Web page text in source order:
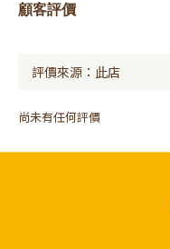
顧客評價
尚未有任何評價